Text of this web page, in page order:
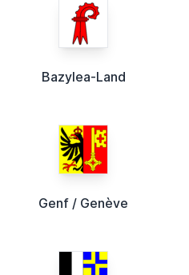
Bazylea-Land
Genf / Genève